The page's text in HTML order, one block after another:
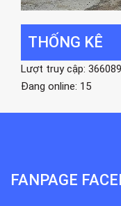
THỐNG KÊ
Lượt truy cập:
Đang online: 15
FANPAGE